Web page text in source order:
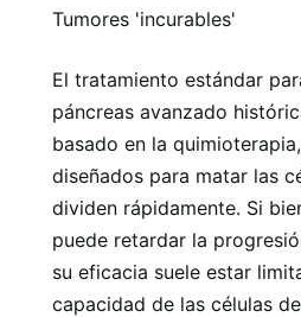
Tumores 'incurables'
El tratamiento estándar
páncreas avanzado
basado en la
diseñados para matar las
dividen rápidamente. Si
puede retardar la
su eficacia suele estar
capacidad de las células